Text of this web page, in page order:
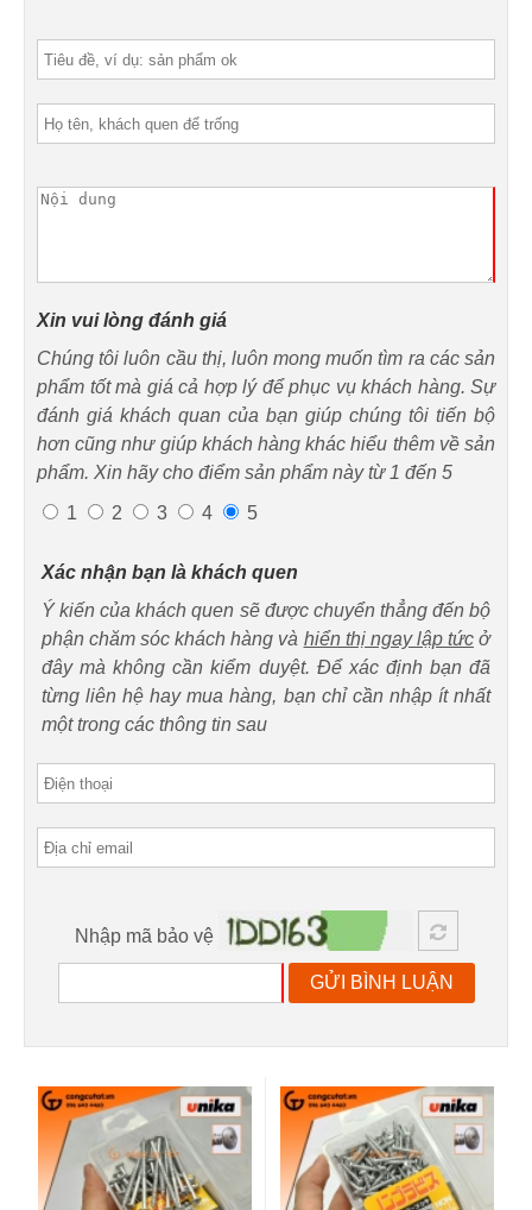
Xin vui lòng đánh giá
Chúng tôi luôn cầu thị, luôn mong muốn tìm ra các sản
phẩm tốt mà giá cả hợp lý để phục vụ khách hàng. Sự
đánh giá khách quan của bạn giúp chúng tôi tiến bộ
hơn cũng như giúp khách hàng khác hiểu thêm về sản
phẩm. Xin hãy cho điểm sản phẩm này từ 1 đến 5
1
2 3 4 5
Xác nhận bạn là khách quen
Ý kiến của khách quen sẽ được chuyển thẳng đến bộ
phận chăm sóc khách hàng và hiển thị ngay lập tứcở
đây mà không cần kiểm duyệt. Để xác định bạn đã
từng liên hệ hay mua hàng, bạn chỉ cần nhập ít nhất
một trong các thông tin sau
Nhập mã bảo vệ
GỬI BÌNH LUẬN